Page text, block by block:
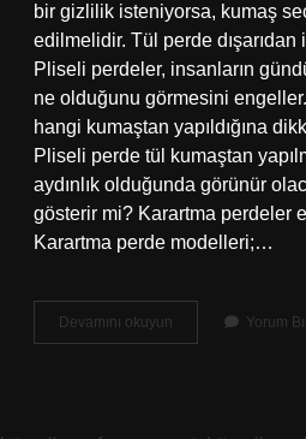
bir gizlilik isteniyorsa, kumaş
edilmelidir. Tül perde
Pliseli perdeler, insanların
ne olduğunu görmesini
hangi kumaştan yapıldığına
Pliseli perde tül kumaştan
aydınlık olduğunda görünür
gösterir mi? Karartma perdeler
Karartma perde modelleri;…
Devamını okuyun
Perde
Yorum